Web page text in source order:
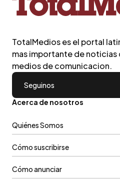
TotalMedios es el portal
mas importante de noticias
medios de comunicacion.
Seguinos
Acerca de nosotros
Quiénes Somos
Cómo suscribirse
Cómo anunciar